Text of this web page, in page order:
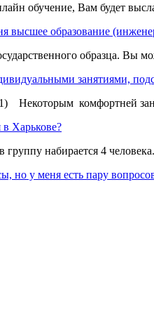
обучение, Вам будет
образование
образца. Вы
занятиями,
Некоторым комфортней
Харькове?
группу набирается 4
но у меня есть пару